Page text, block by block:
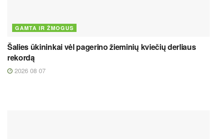
GAMTA IR ŽMOGUS
Šalies ūkininkai vėl pagerino žieminių kviečių derliaus
rekordą
2026 08 07